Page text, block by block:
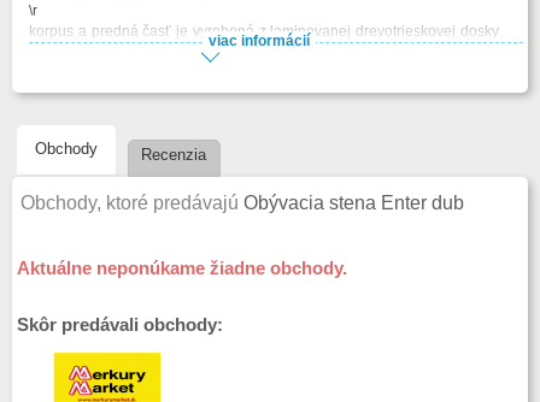
\r
korpus a predná časť je vyrobená z laminovanej drevotrieskovej dosky
nastaviteľné pánty\r
oderu a vlhkosti\r
Komponenty obývacej steny sú montované konfirmátmi, excentrami a
kolíkovými spojmi.\r
viac informácií
Obchody Recenzia
Obchody, ktoré predávajú Obývacia stena Enter dub
Aktuálne neponúkame žiadne obchody.
Skôr predávali obchody: